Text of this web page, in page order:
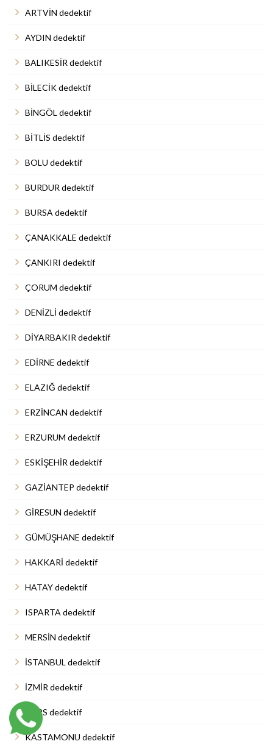
ARTVİN dedektif
AYDIN dedektif
BALIKESİR dedektif
BİLECİK dedektif
BİNGÖL dedektif
BİTLİS dedektif
BOLU dedektif
BURDUR dedektif
BURSA dedektif
ÇANAKKALE dedektif
ÇANKIRI dedektif
ÇORUM dedektif
DENİZLİ dedektif
DİYARBAKIR dedektif
EDİRNE dedektif
ELAZIĞ dedektif
ERZİNCAN dedektif
ERZURUM dedektif
ESKİŞEHİR dedektif
GAZİANTEP dedektif
GİRESUN dedektif
GÜMÜŞHANE dedektif
HAKKARİ dedektif
HATAY dedektif
ISPARTA dedektif
MERSİN dedektif
İSTANBUL dedektif
İZMİR dedektif
KARS dedektif
KASTAMONU dedektif